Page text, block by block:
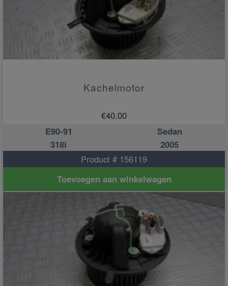
Kachelmotor
€40.00
E90-91
Sedan
318i
2005
Product # 156119
Toevoegen aan winkelwagen